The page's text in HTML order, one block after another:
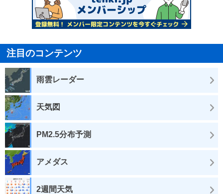
注目のコンテンツ
雨雲レーダー
天気図
PM2.5分布予測
アメダス
2週間天気